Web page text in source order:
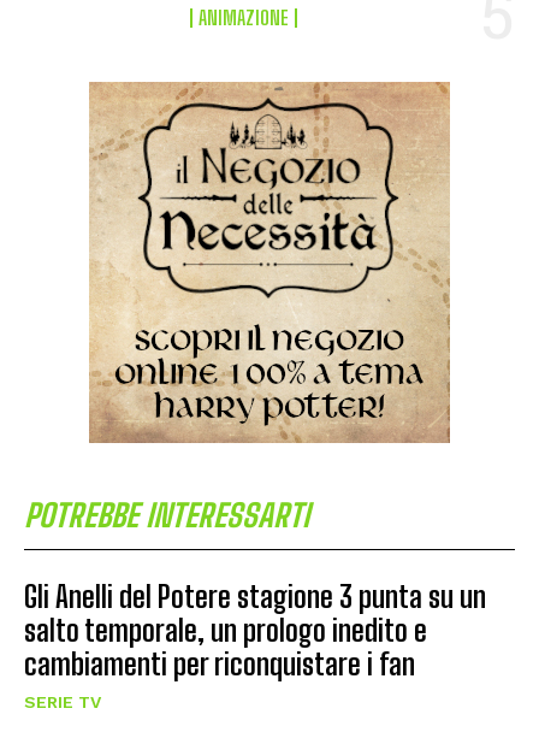
ANIMAZIONE
POTREBBE INTERESSARTI
Gli Anelli del Potere stagione 3 punta su un
salto temporale, un prologo inedito e
cambiamenti per riconquistare i fan
SERIE TV